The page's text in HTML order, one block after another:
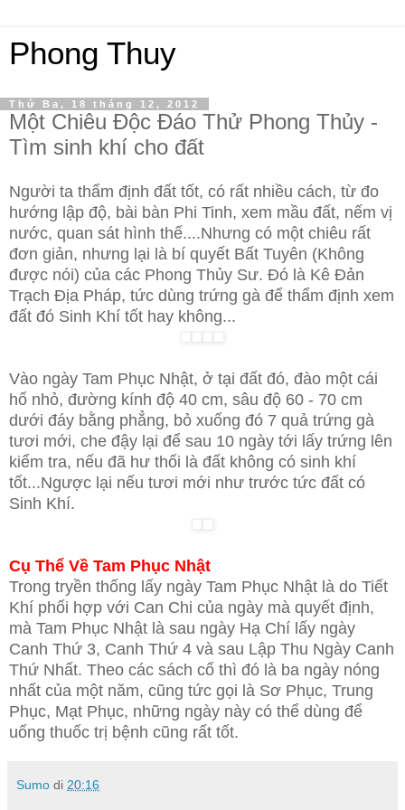
Phong Thuy
Thứ Ba, 18 tháng 12, 2012
Một Chiêu Độc Đáo Thử Phong Thủy -
Tìm sinh khí cho đất
Người ta thẩm định đất tốt, có rất nhiều cách, từ đo
hướng lập độ, bài bàn Phi Tinh, xem mầu đất, nếm vị
nước, quan sát hình thế....Nhưng có một chiêu rất
đơn giản, nhưng lại là bí quyết Bất Tuyên (Không
được nói) của các Phong Thủy Sư. Đó là Kê Đản
Trạch Địa Pháp, tức dùng trứng gà để thẩm định xem
đất đó Sinh Khí tốt hay không...
Vào ngày Tam Phục Nhật, ở tại đất đó, đào một cái
hố nhỏ, đường kính độ 40 cm, sâu độ 60 - 70 cm
dưới đáy bằng phẳng, bỏ xuống đó 7 quả trứng gà
tươi mới, che đậy lại để sau 10 ngày tới lấy trứng lên
kiểm tra, nếu đã hư thối là đất không có sinh khí
tốt...Ngược lại nếu tươi mới như trước tức đất có
Sinh Khí.
Cụ Thể Về Tam Phục Nhật
Trong tryền thống lấy ngày Tam Phục Nhật là do Tiết
Khí phối hợp với Can Chi của ngày mà quyết định,
mà Tam Phục Nhật là sau ngày Hạ Chí lấy ngày
Canh Thứ 3, Canh Thứ 4 và sau Lập Thu Ngày Canh
Thứ Nhất. Theo các sách cổ thì đó là ba ngày nóng
nhất của một năm, cũng tức gọi là Sơ Phục, Trung
Phục, Mạt Phục, những ngày này có thể dùng để
uống thuốc trị bệnh cũng rất tốt.
Sumo di 20:16